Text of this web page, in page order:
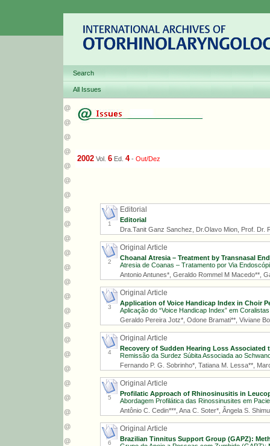
Search
All Issues
2002 Vol. 6 Ed. 4- Out/Dez
1
Editorial
Editorial
Dra.Tanit Ganz Sanchez, Dr.Olavo Mion, Prof. Dr.
2
Original Article
Choanal Atresia – Treatment by Transnasal
Atresia de Coanas – Tratamento por Via
Antonio Antunes*, Geraldo Rommel M Macedo**,
3
Original Article
Application of Voice Handicap Index in Choir
Aplicação do “Voice Handicap Index” em Coralistas
Geraldo Pereira Jotz*, Odone Bramati**, Viviane
4
Original Article
Recovery of Sudden Hearing Loss
Remissão da Surdez Súbita Associada ao
Fernando P. G. Sobrinho*, Tatiana M. Lessa**,
5
Original Article
Profilatic Approach of Rhinosinusitis in
Abordagem Profilática das Rinossinusites em
Antônio C. Cedin***, Ana C. Soter*, Ângela S.
6
Original Article
Brazilian Tinnitus Support Group (GAPZ):